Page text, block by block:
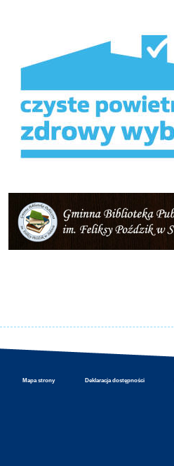
Mapa strony Deklaracja dostępności